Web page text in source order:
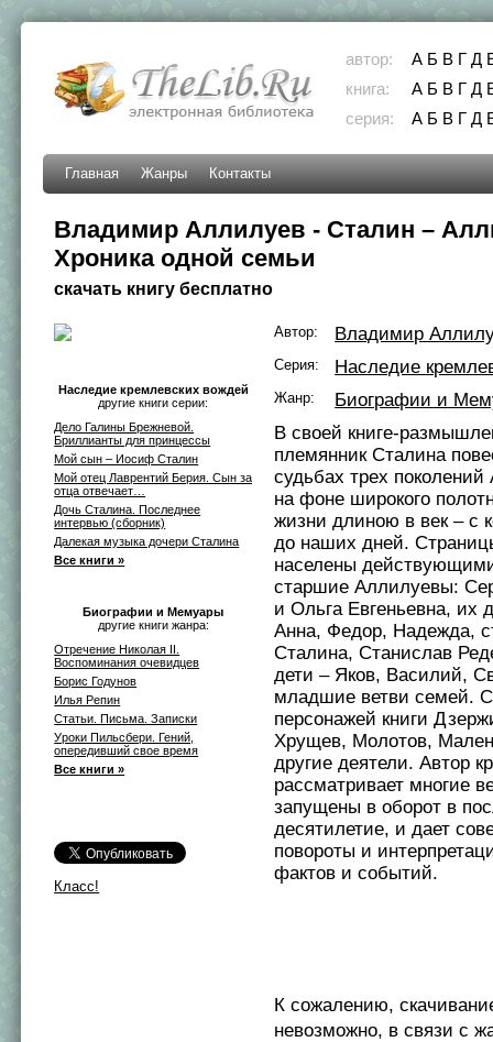
автор: А Б В Г Д
книга:
А Б В Г Д
серия:
А Б В Г Д
Главная Жанры Контакты
Владимир Аллилуев - Сталин –
Хроника одной семьи
скачать книгу бесплатно
Наследие кремлевских вождей
другие книги серии:
Дело Галины Брежневой.
Бриллианты для принцессы
Мой сын – Иосиф Сталин
Мой отец Лаврентий Берия. Сын за
отца отвечает…
Дочь Сталина. Последнее
интервью (сборник)
Далекая музыка дочери Сталина
Все книги »
Биографии и Мемуары
другие книги жанра:
Отречение Николая II.
Воспоминания очевидцев
Борис Годунов
Илья Репин
Статьи. Письма. Записки
Уроки Пильсбери. Гений,
опередивший свое время
Все книги »
Класс!
Автор: Владимир
Серия: Наследие
Жанр:
Биографии и
В своей книге-
племянник Сталина
судьбах трех
на фоне широкого
жизни длиною в век – с
до наших дней.
населены
старшие Аллилуевы:
и Ольга Евгеньевна, их
Анна, Федор, Надежда,
Сталина, Станислав
дети – Яков, Василий,
младшие ветви семей.
персонажей книги
Хрущев, Молотов,
другие деятели. Автор
рассматривает многие
запущены в оборот в
десятилетие, и дает
повороты и
фактов и событий.
К сожалению,
невозможно, в связи с